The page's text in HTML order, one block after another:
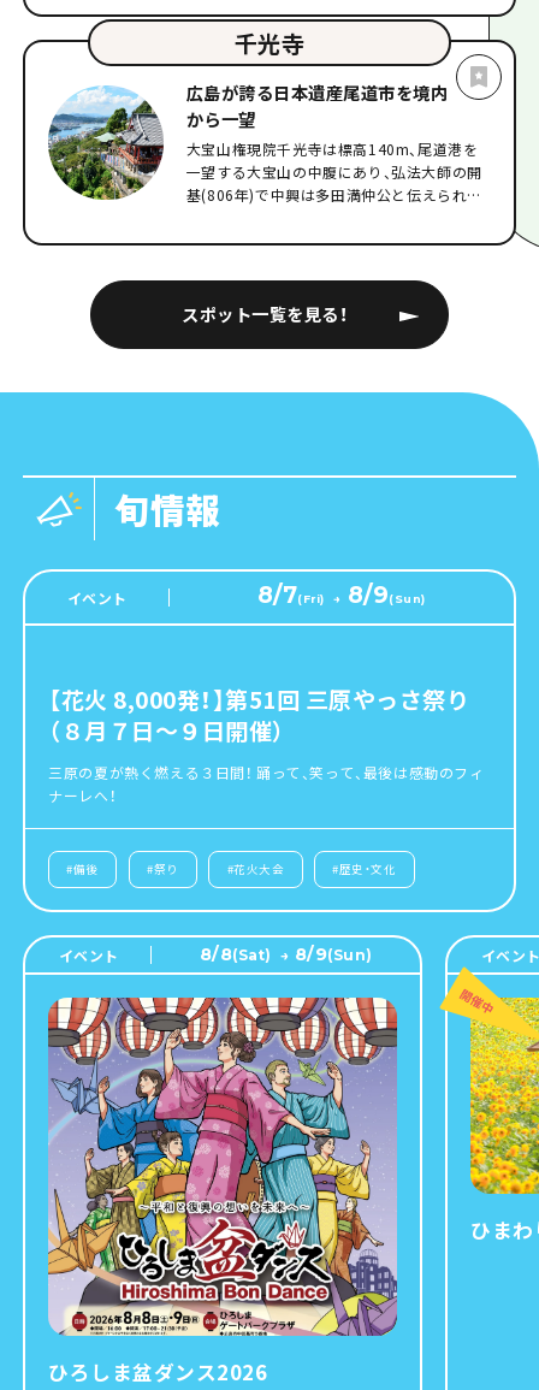
表格「呉海自カレー」です。各艦艇のレシピを
忠実に再現しており、店舗ごとに異なる味わ
いを楽しめるのが醍醐味。艦艇ゆかりのグル
メと海上からの迫力ある景色をあわせて楽し
むことで、呉ならではの旅の楽しみが広がり
ます。歴史的な景観とともに現役の艦船を間
近に眺めることができる、この街ならではの
特別なクルーズ体験です。
んあります。 紅葉の名所としても有名です
（10月下旬～11月下旬頃）。 三段峡内には、
「黒淵」と「猿飛」の2つの渡舟があり、遊歩道
からとは異なる渡舟からの景色は別物です。
※二段滝には、猿飛渡舟に乗らなければ行く
ことができません。 また、三段峡内には2つ
のセラピーロードがあります。 カヤックや
SUPなども人気で、大自然を満喫するアクテ
ィビティも充実しています。 三段峡遊歩道の
ください。 ＜通行可能区間最新情報＞
akiota.or.jp/news/tuukoudome-2/ ◆◆◆
渡舟運行状況◆◆◆ 峡谷内にある2つの渡船
は、天候や水量により運休になる場合があり
ますので、 事前にご確認の上、お出かけくだ
akiota.or.jp/news/sandankyo-close44/
千光寺
広島が誇る日本遺産尾道市を境内
から一望
大宝山権現院千光寺は標高140m、尾道港を
一望する大宝山の中腹にあり、弘法大師の開
基(806年)で中興は多田満仲公と伝えられて
(1686年)は別名「赤堂」とも呼ばれ、林芙美子
と書いています。 「赤堂」や「玉の岩」、"残し
たい日本の音風景100選"に選定された「鐘
楼」は、お寺のシンボル的な存在です。
スポット一覧を見る！
旬情報
イベント 8/7(Fri) → 8/9(Sun)
【花火 8,000発！】第51回 三原やっさ祭り
（８月７日～９日開催）
三原の夏が熱く燃える３日間！ 踊って、笑って、最後は感動のフィ
ナーレへ！
#備後 #祭り #花火大会 #歴史・文化
イベント 8/8(Sat) → 8/9(Sun)
ひろしま盆ダンス2026
イベン
ひま